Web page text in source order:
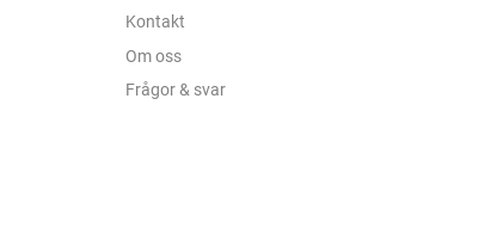
Kontakt
Om oss
Frågor & svar